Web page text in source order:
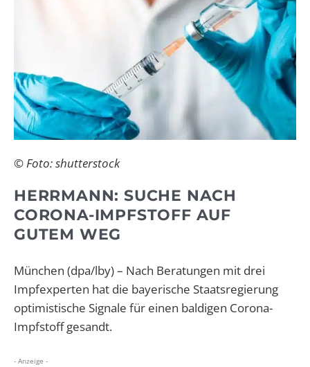
© Foto: shutterstock
HERRMANN: SUCHE NACH
CORONA-IMPFSTOFF AUF
GUTEM WEG
München (dpa/lby) – Nach Beratungen mit drei
Impfexperten hat die bayerische Staatsregierung
optimistische Signale für einen baldigen Corona-
Impfstoff gesandt.
- Anzeige -